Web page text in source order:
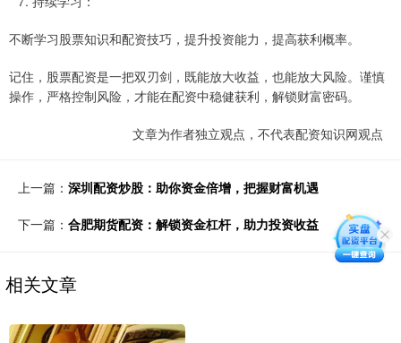
不断学习股票知识和配资技巧，提升投资能力，提高获利概率。
记住，股票配资是一把双刃剑，既能放大收益，也能放大风险。谨慎
操作，严格控制风险，才能在配资中稳健获利，解锁财富密码。
文章为作者独立观点，不代表配资知识网观点
上一篇： 深圳配资炒股：助你资金倍增，把握财富机遇
下一篇： 合肥期货配资：解锁资金杠杆，助力投资收益
相关文章